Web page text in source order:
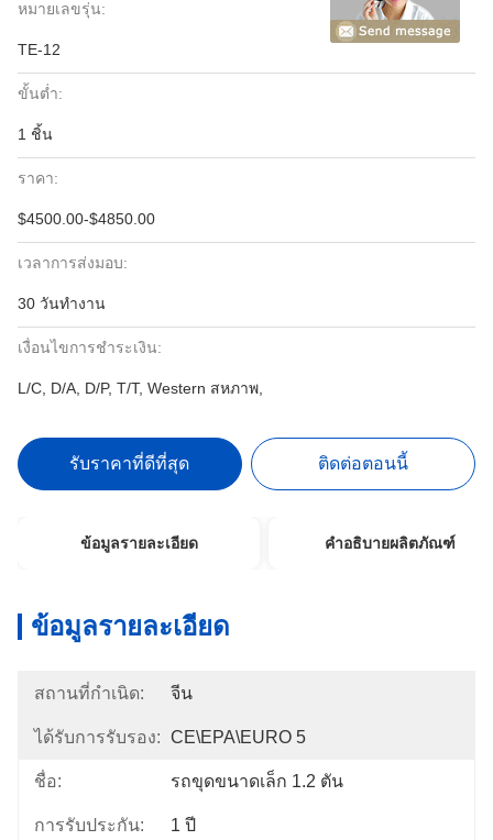
หมายเลขรุ่น:
TE-12
ขั้นต่ำ:
1 ชิ้น
ราคา:
$4500.00-$4850.00
เวลาการส่งมอบ:
30 วันทำงาน
เงื่อนไขการชำระเงิน:
L/C, D/A, D/P, T/T, Western สหภาพ,
รับราคาที่ดีที่สุด ติดต่อตอนนี้
ข้อมูลรายละเอียด คำอธิบายผลิตภัณฑ์
ข้อมูลรายละเอียด
สถานที่กำเนิด: จีน
ได้รับการรับรอง: CE\EPA\EURO 5
ชื่อ: รถขุดขนาดเล็ก 1.2 ตัน
การรับประกัน: 1 ปี